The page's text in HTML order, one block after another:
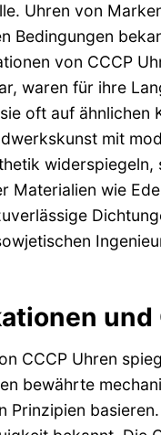
Uhren von
Bedingungen
von CCCP
waren für ihre
oft auf
mit
Materialien wie
CCCP Uhren
bewährte
Prinzipien